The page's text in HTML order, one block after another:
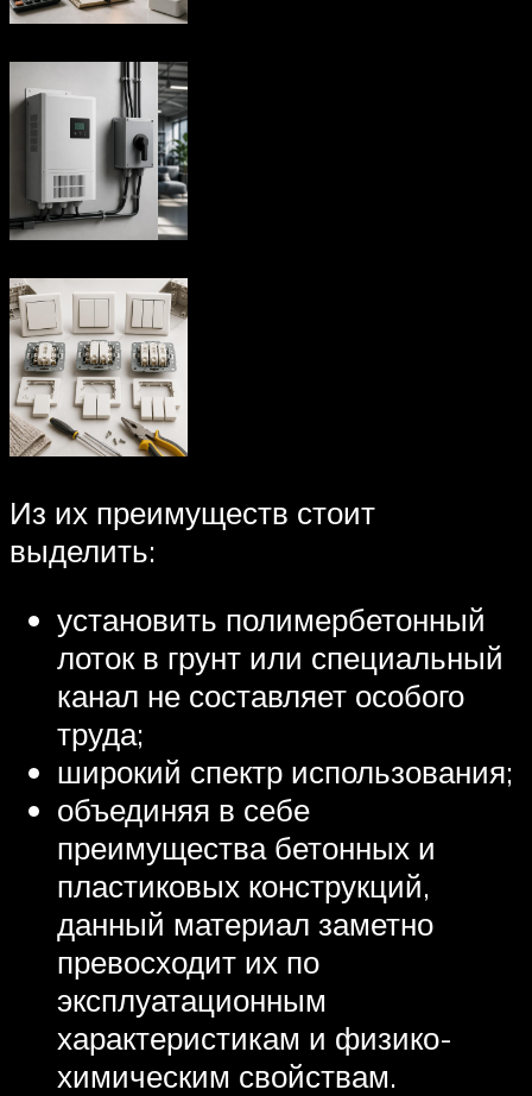
Из их преимуществ стоит
выделить:
установить полимербетонный
лоток в грунт или специальный
канал не составляет особого
труда;
широкий спектр использования;
объединяя в себе
преимущества бетонных и
пластиковых конструкций,
данный материал заметно
превосходит их по
эксплуатационным
характеристикам и физико-
химическим свойствам.